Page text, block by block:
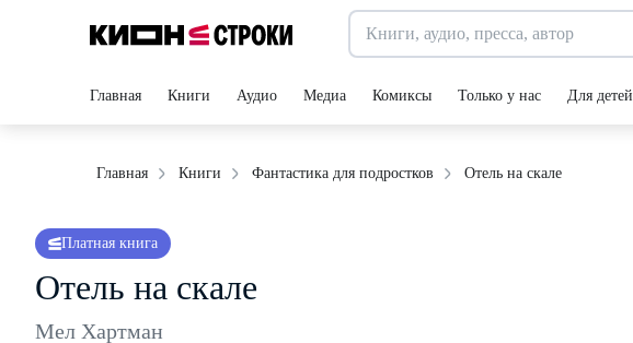
Главная Книги Аудио Медиа Комиксы Только у нас Для детей
Главная Книги Фантастика для подростков Отель на скале
Платная книга
Отель на скале
Мел Хартман